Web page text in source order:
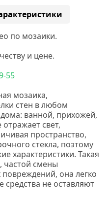
по мозаики.
и цене.
55
мозаика,
стен в любом
ванной, прихожей,
свет,
пространство,
стекла, поэтому
характеристики. Такая
частой смены
она легко
не оставляют